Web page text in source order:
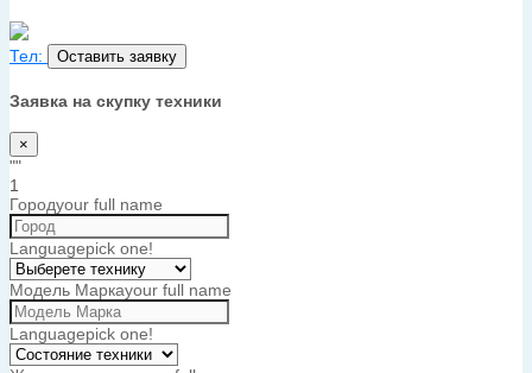
Тел: Оставить заявку
Заявка на скупку техники
×
""
1
Городyour full name
Languagepick one!
Модель Маркаyour full name
Languagepick one!